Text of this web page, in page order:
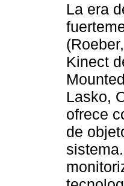
La era
Kinect
Lasko,
ofrece
de